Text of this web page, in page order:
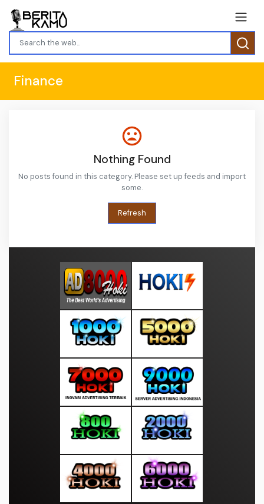
Finance
Nothing Found
No posts found in this category. Please set up feeds and import
some.
Refresh